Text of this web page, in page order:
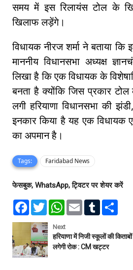
समय में इस रिलायंस टोल के
खिलाफ लड़ेंगे।
विधायक नीरज शर्मा ने बताया
माननीय विधानसभा अध्यक्ष
लिखा है कि एक विधायक के
बनता है क्योंकि जिस प्रकार टोल
लगी हरियाणा विधानसभा की
इनकार किया है यह एक विधायक
का अपमान है।
Tags: Faridabad News
फेसबुक, WhatsApp, ट्विटर पर शेयर करें
F
e
b
o
o
k
T
w
t
t
e
r
W
t
s
A
p
E
l
T
l
r
e
Next
हरियाणा में निजी स्कूलों की
लगेगी रोक : CM खट्टर